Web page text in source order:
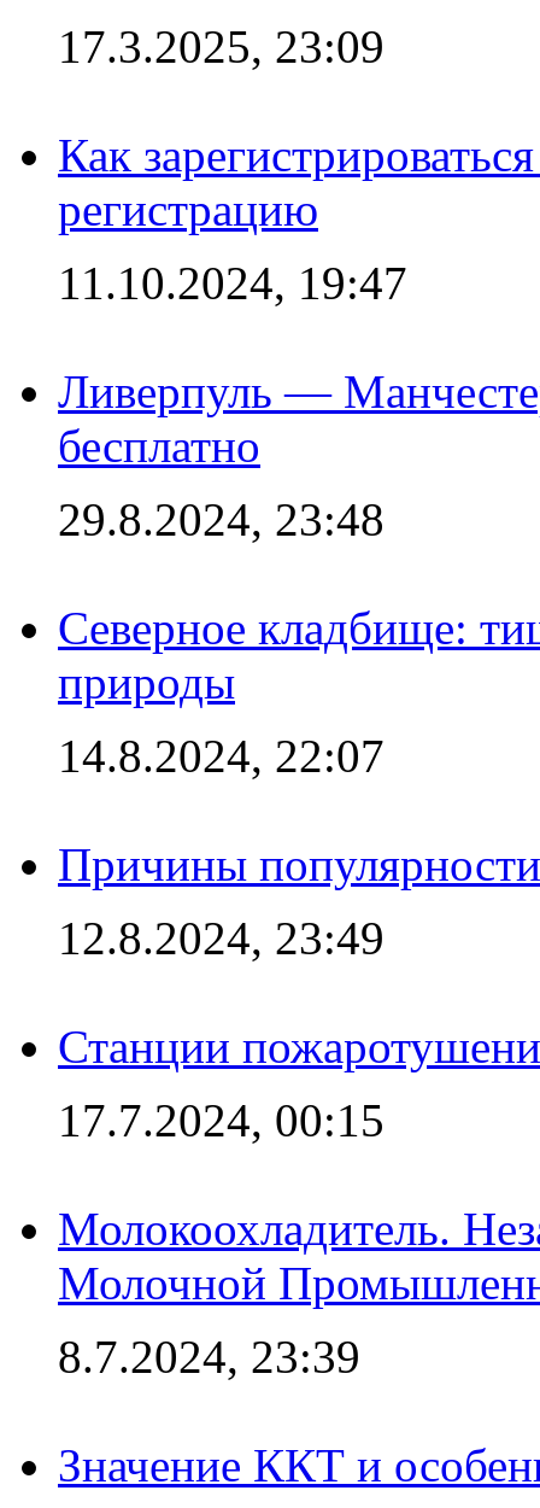
17.3.2025, 23:09
Как
регистрацию
11.10.2024, 19:47
Ливерпуль —
бесплатно
29.8.2024, 23:48
Северное кладбище:
природы
14.8.2024, 22:07
Причины
12.8.2024, 23:49
Станции
17.7.2024, 00:15
Молокоохладитель.
Молочной
8.7.2024, 23:39
Значение ККТ и